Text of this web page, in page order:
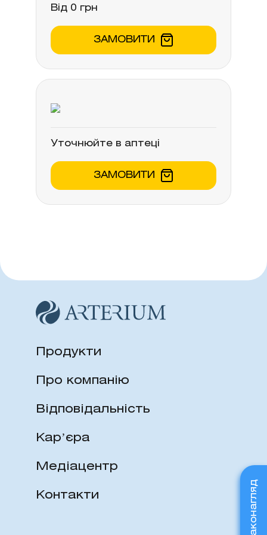
Від 0 грн
ЗАМОВИТИ
Уточнюйте в аптеці
ЗАМОВИТИ
Продукти
Про компанію
Відповідальність
Карʼєра
Медіацентр
Контакти